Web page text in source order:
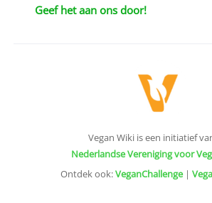
Geef het aan ons door!
Vegan Wiki is een initiatief
Nederlandse Vereniging voor
Ontdek ook:VeganChallenge|